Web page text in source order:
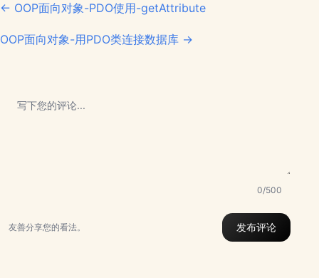
← OOP面向对象-PDO使用-getAttribute
OOP面向对象-用PDO类连接数据库 →
0/500
友善分享您的看法。 发布评论